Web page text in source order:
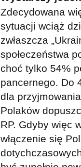
Zdecydowana
sytuacji wciąż
zwłaszcza
społeczeństwa
choć tylko 54%
pancernego. Do
dla
Polaków
RP. Gdyby więc
włączenie się